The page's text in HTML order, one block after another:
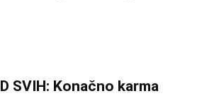
SVIH: Konačno karma